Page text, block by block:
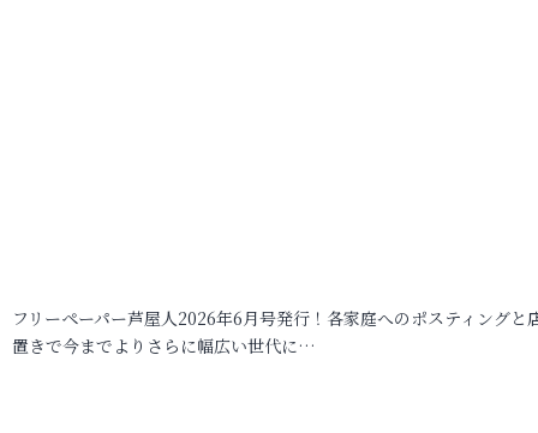
フリーペーパー芦屋人2026年6月号発行！各家庭へのポスティングと
置きで今までよりさらに幅広い世代に…